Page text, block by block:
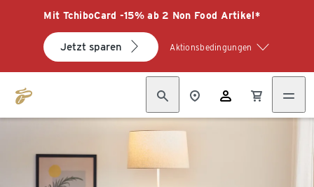
Mit TchiboCard -15% ab 2 Non Food Artikel*
Jetzt sparen Aktionsbedingungen